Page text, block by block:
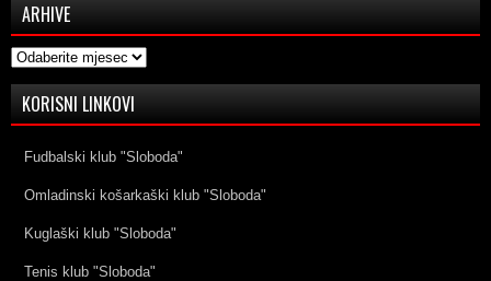
ARHIVE
Arhive
KORISNI LINKOVI
Fudbalski klub "Sloboda"
Omladinski košarkaški klub "Sloboda"
Kuglaški klub "Sloboda"
Tenis klub "Sloboda"